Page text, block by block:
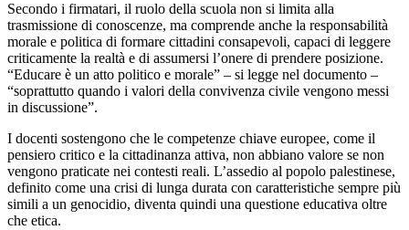
Secondo i firmatari, il ruolo della scuola non si limita alla
trasmissione di conoscenze, ma comprende anche la responsabilità
morale e politica di formare cittadini consapevoli, capaci di leggere
criticamente la realtà e di assumersi l’onere di prendere posizione.
“Educare è un atto politico e morale” – si legge nel documento –
“soprattutto quando i valori della convivenza civile vengono messi
in discussione”.
I docenti sostengono che le competenze chiave europee, come il
pensiero critico e la cittadinanza attiva, non abbiano valore se non
vengono praticate nei contesti reali. L’assedio al popolo palestinese,
definito come una crisi di lunga durata con caratteristiche sempre più
simili a un genocidio, diventa quindi una questione educativa oltre
che etica.